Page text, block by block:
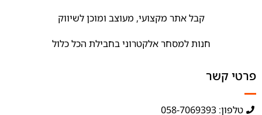
קבל אתר מקצועי, מעוצב ומוכן לשיווק
חנות למסחר אלקטרוני בחבילת הכל כלול
פרטי קשר
טלפון: 058-7069393